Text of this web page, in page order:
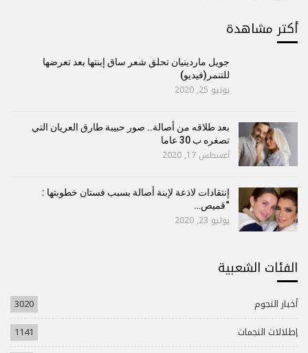
أكتر مشاهدة
جويل ماردينيان تحلق شعر ساق إبنتها بعد تعرضها
للتنمر(فيديو)
يونيو 25, 2020
بعد طلاقه من أصالة.. صور حبيبة طارق العريان التي
تصغره ب 30 عاما
أغسطس 17, 2020
إنتقادات لاذعة لإبنة أصالة بسبب فستان خطوبتها :
“قميص…
يوليو 23, 2020
الفئات الشعبية
أخبار النجوم
3020
إطلالات النجمات
1141